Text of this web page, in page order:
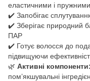
еластичними і пружними
✔️ Запобігає
✔️ Зберігає природний
ПАР
✔️ Готує волосся до
підвищуючи
🌿 Активні компоненти:
пом’якшувальні